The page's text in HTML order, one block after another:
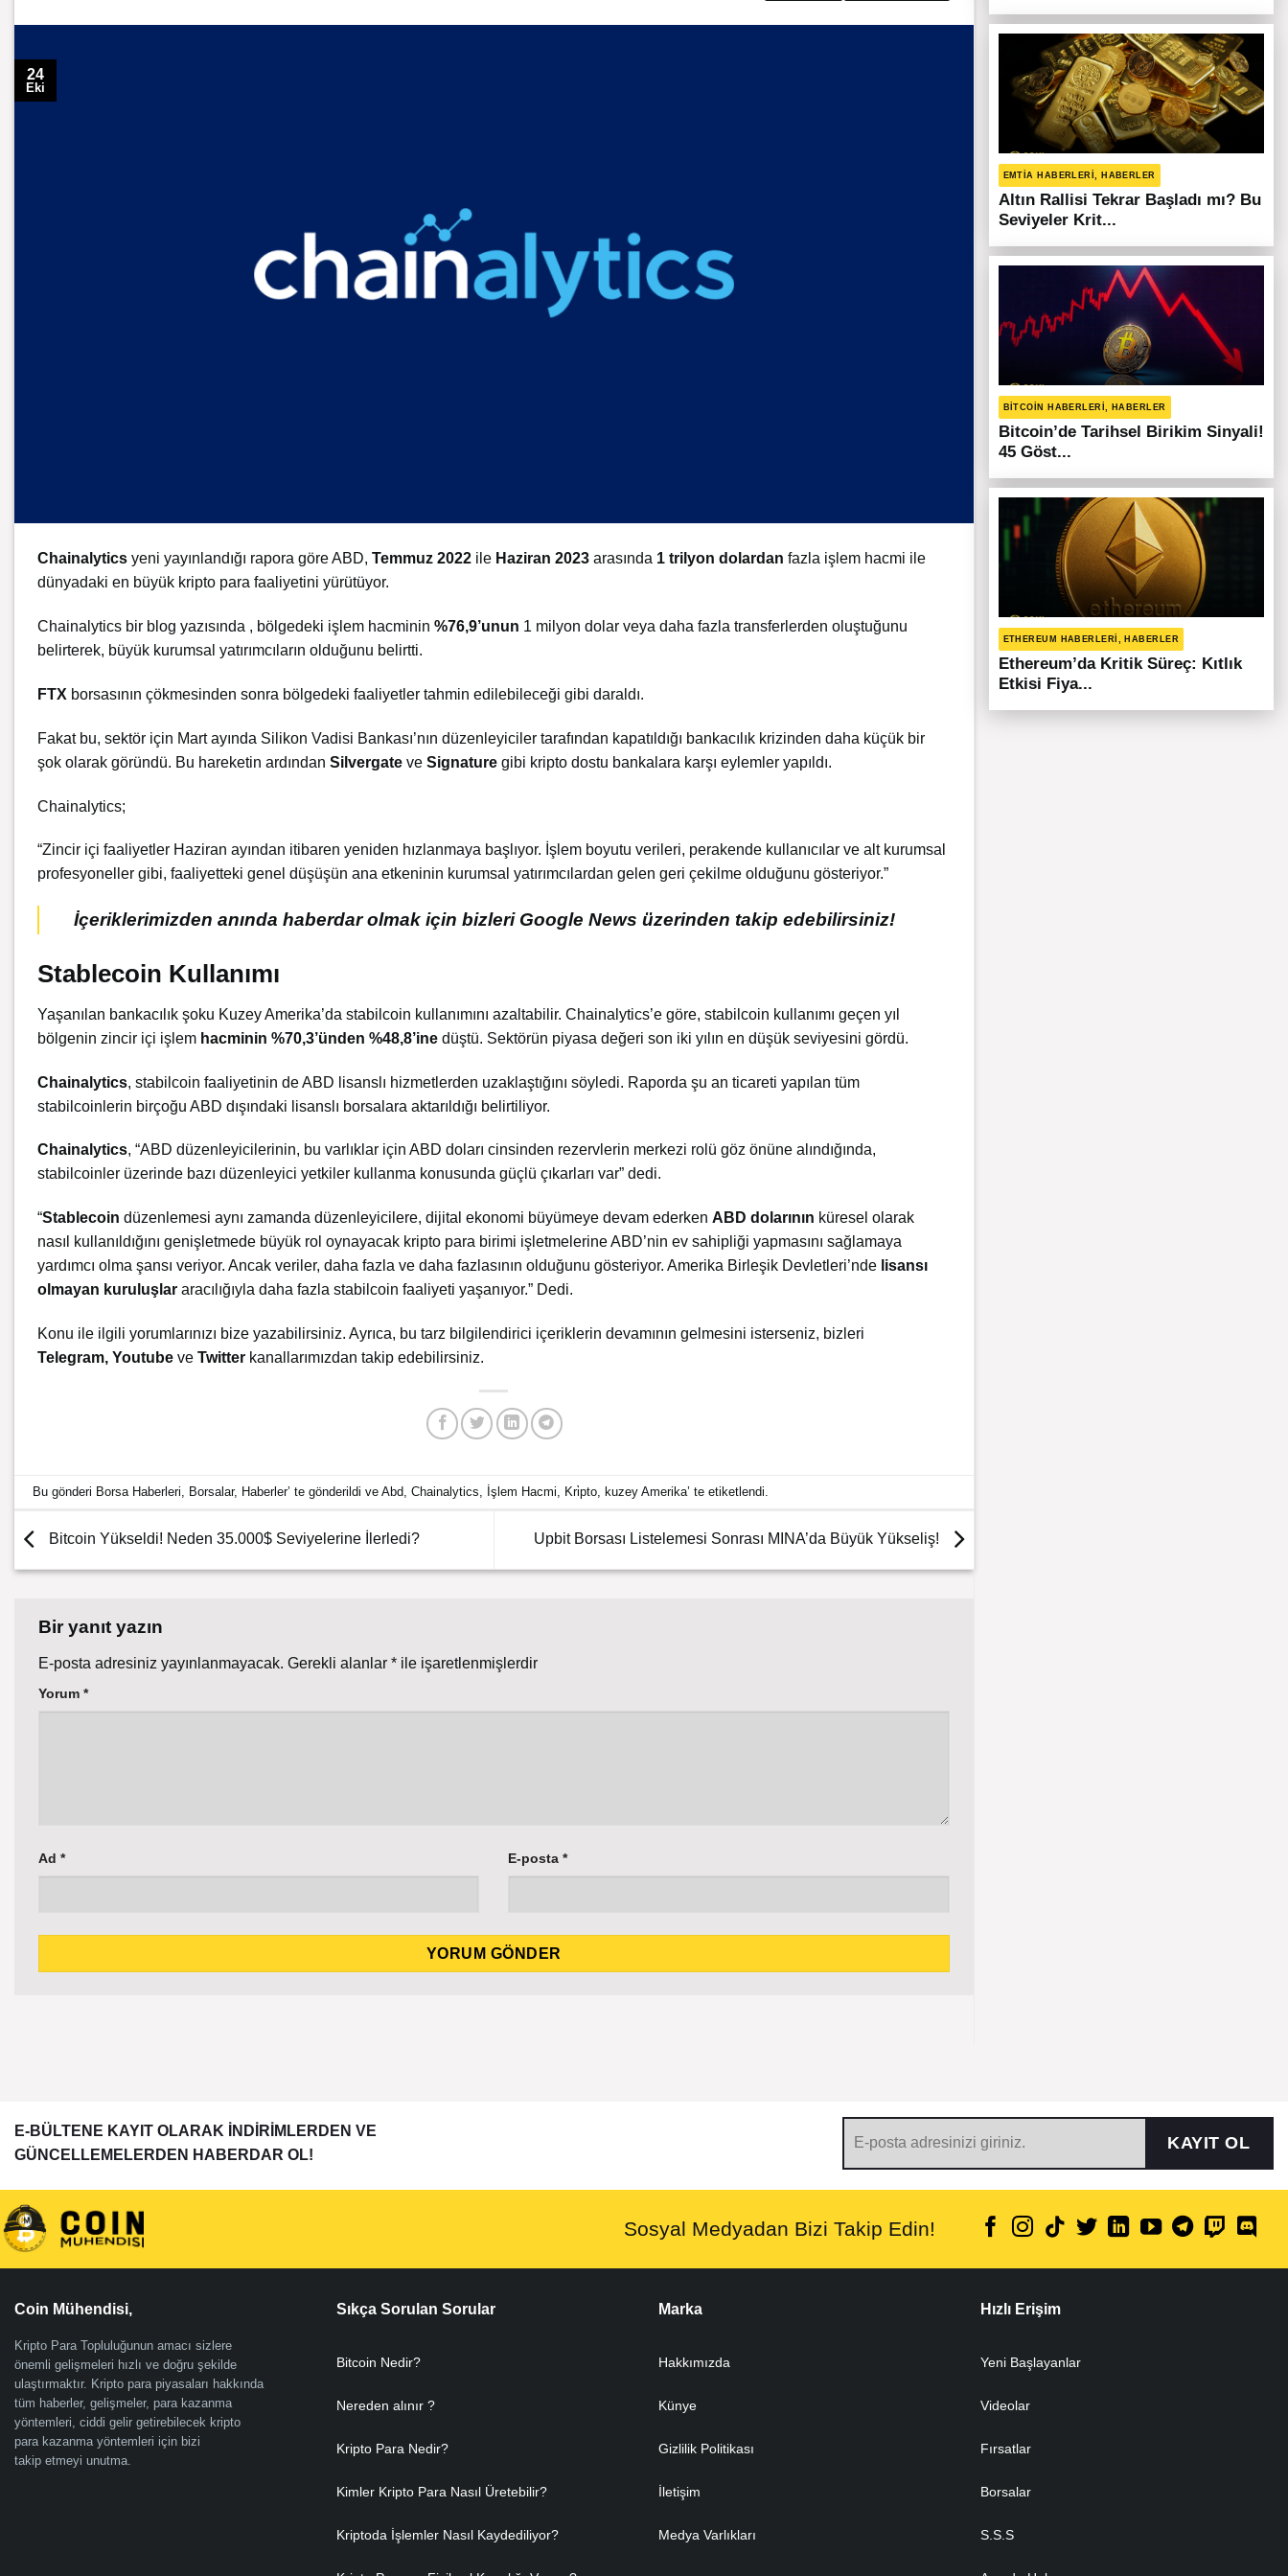
24
Eki
Chainalytics yeni yayınlandığı rapora göre ABD, Temmuz 2022 ile Haziran 2023 arasında 1 trilyon dolardan fazla işlem hacmi ile
dünyadaki en büyük kripto para faaliyetini yürütüyor.
Chainalytics bir blog yazısında , bölgedeki işlem hacminin %76,9’unun 1 milyon dolar veya daha fazla transferlerden oluştuğunu
belirterek, büyük kurumsal yatırımcıların olduğunu belirtti.
FTX borsasının çökmesinden sonra bölgedeki faaliyetler tahmin edilebileceği gibi daraldı.
Fakat bu, sektör için Mart ayında Silikon Vadisi Bankası’nın düzenleyiciler tarafından kapatıldığı bankacılık krizinden daha küçük bir
şok olarak göründü. Bu hareketin ardından Silvergate ve Signature gibi kripto dostu bankalara karşı eylemler yapıldı.
Chainalytics;
“Zincir içi faaliyetler Haziran ayından itibaren yeniden hızlanmaya başlıyor. İşlem boyutu verileri, perakende kullanıcılar ve alt kurumsal
profesyoneller gibi, faaliyetteki genel düşüşün ana etkeninin kurumsal yatırımcılardan gelen geri çekilme olduğunu gösteriyor.”
İçeriklerimizden anında haberdar olmak için bizleri Google News üzerinden takip edebilirsiniz!
Stablecoin Kullanımı
Yaşanılan bankacılık şoku Kuzey Amerika’da stabilcoin kullanımını azaltabilir. Chainalytics’e göre, stabilcoin kullanımı geçen yıl
bölgenin zincir içi işlem hacminin %70,3’ünden %48,8’ine düştü. Sektörün piyasa değeri son iki yılın en düşük seviyesini gördü.
Chainalytics, stabilcoin faaliyetinin deABD lisanslı hizmetlerden uzaklaştığını söyledi. Raporda şu an ticareti yapılan tüm
stabilcoinlerin birçoğu ABD dışındaki lisanslı borsalara aktarıldığı belirtiliyor.
Chainalytics, “ABD düzenleyicilerinin, bu varlıklar için ABD doları cinsinden rezervlerin merkezi rolü göz önüne alındığında,
stabilcoinler üzerinde bazı düzenleyici yetkiler kullanma konusunda güçlü çıkarları var” dedi.
“Stablecoin düzenlemesi aynı zamanda düzenleyicilere, dijital ekonomi büyümeye devam ederken ABD dolarının küresel olarak
nasıl kullanıldığını genişletmede büyük rol oynayacak kripto para birimi işletmelerine ABD’nin ev sahipliği yapmasını sağlamaya
yardımcı olma şansı veriyor. Ancak veriler, daha fazla ve daha fazlasının olduğunu gösteriyor. Amerika Birleşik Devletleri’nde lisansı
olmayan kuruluşlar aracılığıyla daha fazla stabilcoin faaliyeti yaşanıyor.” Dedi.
Konu ile ilgili yorumlarınızı bize yazabilirsiniz. Ayrıca, bu tarz bilgilendirici içeriklerin devamının gelmesini isterseniz, bizleri
Telegram, Youtube ve Twitter kanallarımızdan takip edebilirsiniz.
Bu gönderi Borsa Haberleri Borsalar, Haberler’ te gönderildi veAbd ,Chainalytics İşlem Hacmi Kri̇pto ,kuzey Amerika’ te etiketlendi.
Bitcoin Yükseldi! Neden 35.000$ Seviyelerine İlerledi? Upbit Borsası Listelemesi Sonrası MINA’da Büyük Yükseliş!
Bir yanıt yazın
E-posta adresiniz yayınlanmayacak. Gerekli alanlar * ile işaretlenmişlerdir
Yorum *
Ad * E-posta*
EMTIA HABERLERI, HABERLER
Altın Rallisi Tekrar Başladı mı? Bu
Seviyeler Krit...
BITCOIN HABERLERI, HABERLER
Bitcoin’de Tarihsel Birikim Sinyali!
45 Göst...
ETHEREUM HABERLERI, HABERLER
Ethereum’da Kritik Süreç: Kıtlık
Etkisi Fiya...
E-BÜLTENE KAYIT OLARAK İNDİRİMLERDEN VE
GÜNCELLEMELERDEN HABERDAR OL!
KAYIT OL
Sosyal Medyadan Bizi Takip Edin!
Coin Mühendisi,
Kripto Para Topluluğunun amacı sizlere
önemli gelişmeleri hızlı ve doğru şekilde
ulaştırmaktır. Kripto para piyasaları hakkında
tüm haberler, gelişmeler, para kazanma
yöntemleri, ciddi gelir getirebilecek kripto
para kazanma yöntemleri için bizi
takip etmeyi unutma.
Sıkça Sorulan Sorular
Bitcoin Nedir?
Nereden alınır ?
Kripto Para Nedir?
Kimler Kripto Para Nasıl Üretebilir?
Kriptoda İşlemler Nasıl Kaydediliyor?
Marka
Hakkımızda
Künye
Gizlilik Politikası
İletişim
Medya Varlıkları
Hızlı Erişim
Yeni Başlayanlar
Videolar
Fırsatlar
Borsalar
S.S.S